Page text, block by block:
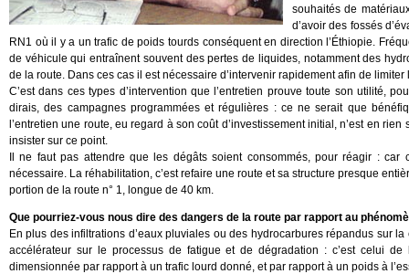
souhaités de
d’avoir des fossés
RN1 où il y a un trafic de poids tourds conséquent en direction l’Éthiopie.
de véhicule qui entraînent souvent des pertes de liquides, notamment des
de la route. Dans ces cas il est nécessaire d’intervenir rapidement afin de
C’est dans ces types d’intervention que l’entretien prouve toute son utilité,
dirais, des campagnes programmées et régulières : ce ne serait que
l’entretien une route, eu regard à son coût d’investissement initial, n’est en
insister sur ce point.
Il ne faut pas attendre que les dégâts soient consommés, pour réagir :
nécessaire. La réhabilitation, c’est refaire une route et sa structure presque
portion de la route n° 1, longue de 40 km.
Que pourriez-vous nous dire des dangers de la route par rapport au
En plus des infiltrations d’eaux pluviales ou des hydrocarbures répandus sur
accélérateur sur le processus de fatigue et de dégradation : c’est celui
dimensionnée par rapport à un trafic lourd donné, et par rapport à un poids à